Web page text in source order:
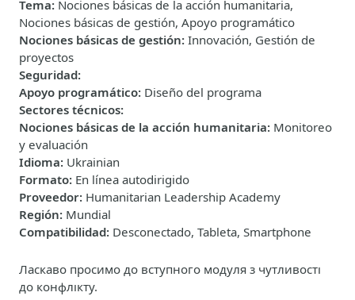
Tema: Nociones básicas de la acción humanitaria,
Nociones básicas de gestión, Apoyo programático
Nociones básicas de gestión: Innovación, Gestión de
proyectos
Seguridad:
Apoyo programático: Diseño del programa
Sectores técnicos:
Nociones básicas de la acción humanitaria: Monitoreo
y evaluación
Idioma: Ukrainian
Formato: En línea autodirigido
Proveedor: Humanitarian Leadership Academy
Región: Mundial
Compatibilidad: Desconectado, Tableta, Smartphone
Ласкаво просимо до вступного модуля з чутливості
до конфлікту.